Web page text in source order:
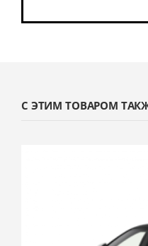
С ЭТИМ ТОВАРОМ